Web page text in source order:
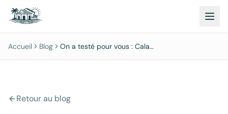
Accueil Blog
On a testé pour vous : Cala
Retour au blog